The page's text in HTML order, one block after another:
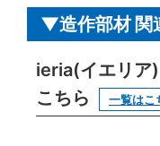
造作部材 関
ieria(イエリア
こちら
一覧はこ